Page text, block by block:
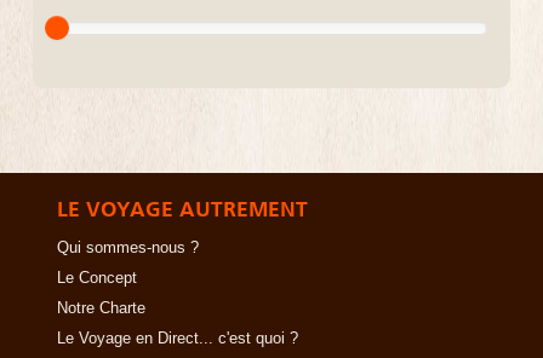
LE VOYAGE AUTREMENT
Qui sommes-nous ?
Le Concept
Notre Charte
Le Voyage en Direct... c'est quoi ?